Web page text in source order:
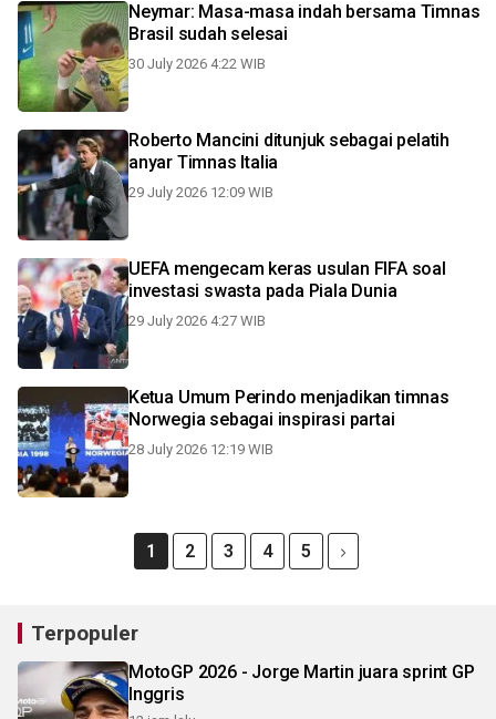
Neymar: Masa-masa indah bersama Timnas
Brasil sudah selesai
30 July 2026 4:22 WIB
Roberto Mancini ditunjuk sebagai pelatih
anyar Timnas Italia
29 July 2026 12:09 WIB
UEFA mengecam keras usulan FIFA soal
investasi swasta pada Piala Dunia
29 July 2026 4:27 WIB
Ketua Umum Perindo menjadikan timnas
Norwegia sebagai inspirasi partai
28 July 2026 12:19 WIB
1 2 3 4 5
Terpopuler
MotoGP 2026 - Jorge Martin juara sprint GP
Inggris